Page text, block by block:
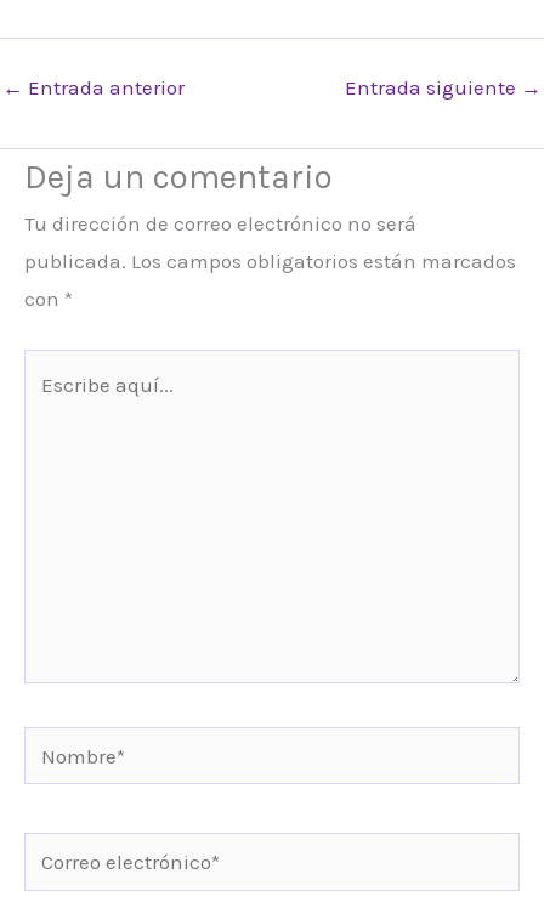
← Entrada anterior Entrada siguiente →
Deja un comentario
Tu dirección de correo electrónico no será
publicada. Los campos obligatorios están marcados
con *
electrónico*